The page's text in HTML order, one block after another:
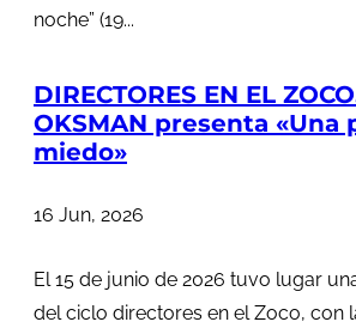
noche” (19...
DIRECTORES EN EL
OKSMAN presenta «Una
miedo»
16 Jun, 2026
El 15 de junio de 2026 tuvo lugar
del ciclo directores en el Zoco, con